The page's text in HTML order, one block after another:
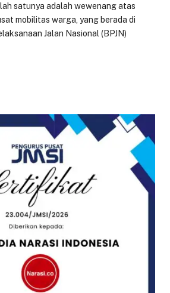
satunya adalah wewenang atas
mobilitas warga, yang berada di
Jalan Nasional (BPJN)